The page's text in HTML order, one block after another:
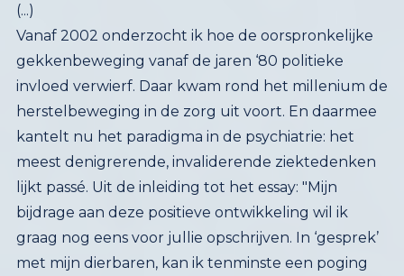
(...)
Vanaf 2002 onderzocht ik hoe de oorspronkelijke
gekkenbeweging vanaf de jaren ‘80 politieke
invloed verwierf. Daar kwam rond het millenium de
herstelbeweging in de zorg uit voort. En daarmee
kantelt nu het paradigma in de psychiatrie: het
meest denigrerende, invaliderende ziektedenken
lijkt passé. Uit de inleiding tot het essay: "Mijn
bijdrage aan deze positieve ontwikkeling wil ik
graag nog eens voor jullie opschrijven. In ‘gesprek’
met mijn dierbaren, kan ik tenminste een poging